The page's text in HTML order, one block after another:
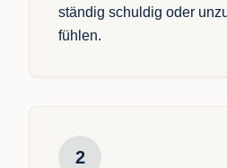
ständig schuldig oder
fühlen.
2